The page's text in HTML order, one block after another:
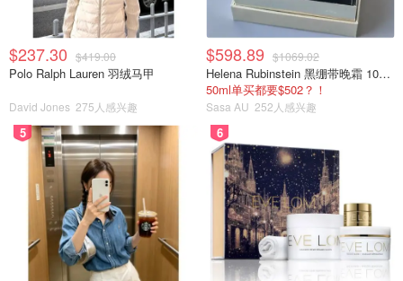
$237.30 $419.00
Polo Ralph Lauren 羽绒马甲
David Jones 275人感兴趣
$598.89 $1069.02
Helena Rubinstein 黑绷带晚霜 100ml
50ml单买都要$502？！
Sasa AU 252人感兴趣
5 6